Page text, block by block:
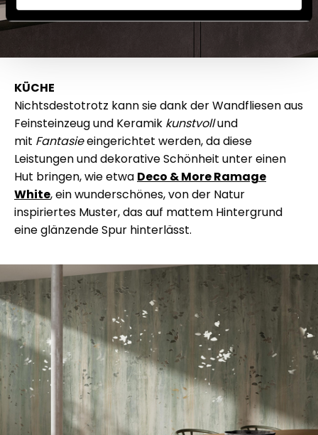
KÜCHE
Nichtsdestotrotz kann sie dank der Wandfliesen aus
Feinsteinzeug und Keramik kunstvollund
mit Fantasieeingerichtet werden, da diese
Leistungen und dekorative Schönheit unter einen
Hut bringen, wie etwa Deco & More Ramage
White, ein wunderschönes, von der Natur
inspiriertes Muster, das auf mattem Hintergrund
eine glänzende Spur hinterlässt.